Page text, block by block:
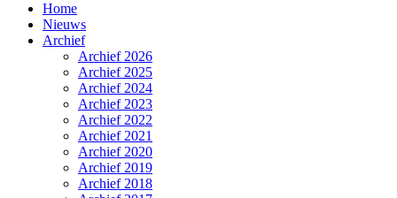
Home
Nieuws
Archief
Archief 2026
Archief 2025
Archief 2024
Archief 2023
Archief 2022
Archief 2021
Archief 2020
Archief 2019
Archief 2018